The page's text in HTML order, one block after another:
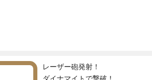
レーザー砲発射！
ダイナマイトで撃破！